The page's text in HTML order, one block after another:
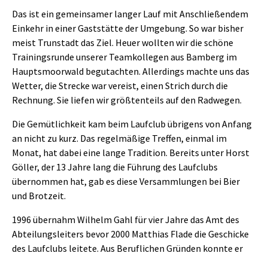
Das ist ein gemeinsamer langer Lauf mit Anschließendem
Einkehr in einer Gaststätte der Umgebung. So war bisher
meist Trunstadt das Ziel. Heuer wollten wir die schöne
Trainingsrunde unserer Teamkollegen aus Bamberg im
Hauptsmoorwald begutachten. Allerdings machte uns das
Wetter, die Strecke war vereist, einen Strich durch die
Rechnung. Sie liefen wir größtenteils auf den Radwegen.
Die Gemütlichkeit kam beim Laufclub übrigens von Anfang
an nicht zu kurz. Das regelmäßige Treffen, einmal im
Monat, hat dabei eine lange Tradition. Bereits unter Horst
Göller, der 13 Jahre lang die Führung des Laufclubs
übernommen hat, gab es diese Versammlungen bei Bier
und Brotzeit.
1996 übernahm Wilhelm Gahl für vier Jahre das Amt des
Abteilungsleiters bevor 2000 Matthias Flade die Geschicke
des Laufclubs leitete. Aus Beruflichen Gründen konnte er